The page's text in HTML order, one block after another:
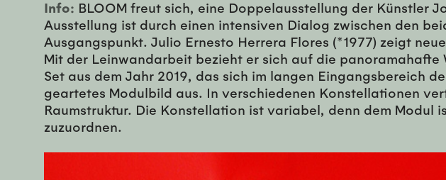
Info: BLOOM freut sich, eine Doppelausstellung der Künstler
Ausstellung ist durch einen intensiven Dialog zwischen den
Ausgangspunkt. Julio Ernesto Herrera Flores (*1977) zeigt
Mit der Leinwandarbeit bezieht er sich auf die
Set aus dem Jahr 2019, das sich im langen Eingangsbereich
geartetes Modulbild aus. In verschiedenen Konstellationen
Raumstruktur. Die Konstellation ist variabel, denn dem Modul
zuzuordnen.